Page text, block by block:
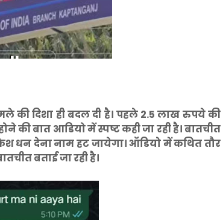
की दिशा ही बदल दी है। पहले 2.5 लाख रुपये की
बात आडियो में स्पष्ट कही जा रही है। बातचीत
धन देना नाम हट जायेगा। ऑडियो में कथित तौर
बताई जा रही है।